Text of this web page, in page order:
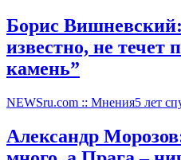
Борис
известно, не течет
камень”
NEWSru.com :: Мнения5 лет
Александр